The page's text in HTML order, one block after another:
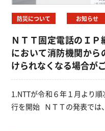
防災について お知らせ
ＮＴＴ固定電話のＩ
において消防機関か
けられなくなる場合が
1.NTTが令和６年１月より
行を開始 ＮＴＴの発表では